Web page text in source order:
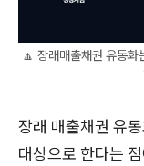
🔼 장래매출채권 유동화
장래 매출채권 유
대상으로 한다는